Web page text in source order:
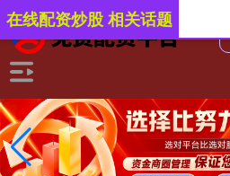
在线配资炒股 相关话题